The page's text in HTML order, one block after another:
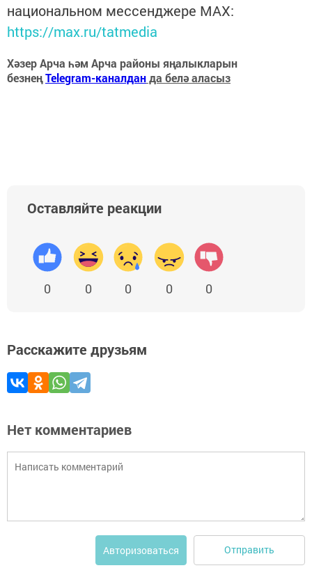
национальном мессенджере MАХ:
https://max.ru/tatmedia
Хәзер Арча һәм Арча районы яңалыкларын
безнеңTelegram-каналданда белә аласыз
Оставляйте реакции
0 0 0 0 0
Расскажите друзьям
Нет комментариев
Авторизоваться Отправить